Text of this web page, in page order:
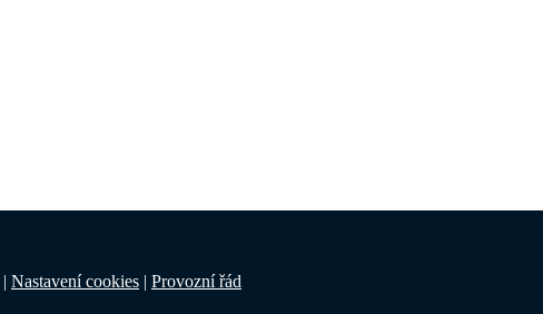
| Nastavení cookies | Provozní řád